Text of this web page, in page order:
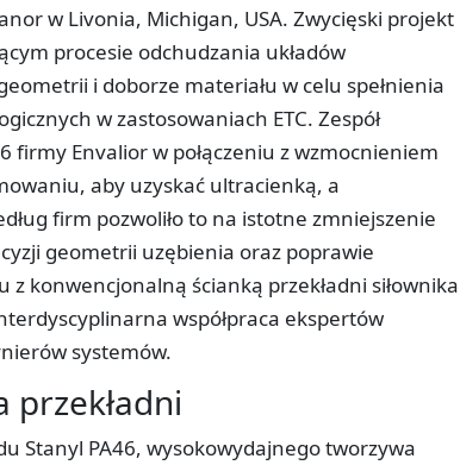
w Livonia, Michigan, USA. Zwycięski projekt
procesie odchudzania układów
i doborze materiału w celu spełnienia
w zastosowaniach ETC. Zespół
firmy Envalior w połączeniu z wzmocnieniem
aby uzyskać ultracienką, a
firm pozwoliło to na istotne zmniejszenie
geometrii uzębienia oraz poprawie
konwencjonalną ścianką przekładni siłownika
współpraca ekspertów
systemów.
przekładni
Stanyl PA46, wysokowydajnego tworzywa